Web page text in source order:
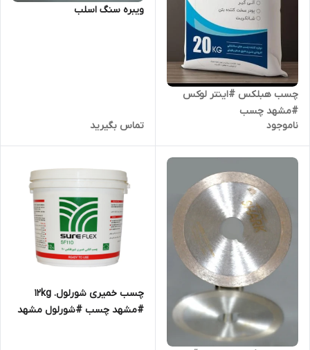
چسب هبلکس #اینتر لوکس
#مشهد چسب
ناموجود
ویبره سنگ اسلب
تماس بگیرید
چسب خمیری شورلول. 12kg
#مشهد چسب #شورلول مشهد